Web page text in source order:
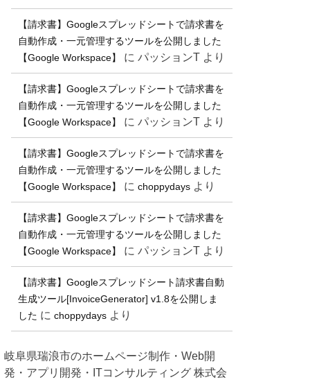
【請求書】Googleスプレッドシートで請求書を
自動作成・一元管理するツールを公開しました
【Google Workspace】
に パッションT より
【請求書】Googleスプレッドシートで請求書を
自動作成・一元管理するツールを公開しました
【Google Workspace】
に パッションT より
【請求書】Googleスプレッドシートで請求書を
自動作成・一元管理するツールを公開しました
【Google Workspace】
に choppydays より
【請求書】Googleスプレッドシートで請求書を
自動作成・一元管理するツールを公開しました
【Google Workspace】
に パッションT より
【請求書】Googleスプレッドシート請求書自動
生成ツール[InvoiceGenerator] v1.8を公開しま
した に choppydays より
岐阜県瑞浪市のホームページ制作・Web開
発・アプリ開発・ITコンサルティング 株式会